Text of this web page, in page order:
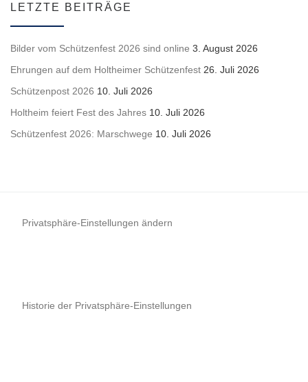
LETZTE BEITRÄGE
Bilder vom Schützenfest 2026 sind online 3. August 2026
Ehrungen auf dem Holtheimer Schützenfest 26. Juli 2026
Schützenpost 2026 10. Juli 2026
Holtheim feiert Fest des Jahres 10. Juli 2026
Schützenfest 2026: Marschwege 10. Juli 2026
Privatsphäre-Einstellungen ändern
Historie der Privatsphäre-Einstellungen